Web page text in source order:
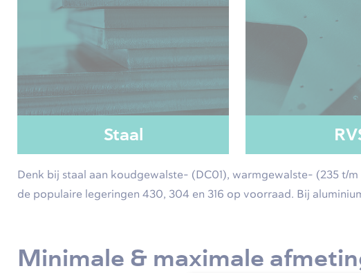
Staal
Denk bij staal aan koudgewalste- (DC01), warmgewalste- (235 t/
de populaire legeringen 430, 304 en 316 op voorraad. Bij
Minimale & maximale